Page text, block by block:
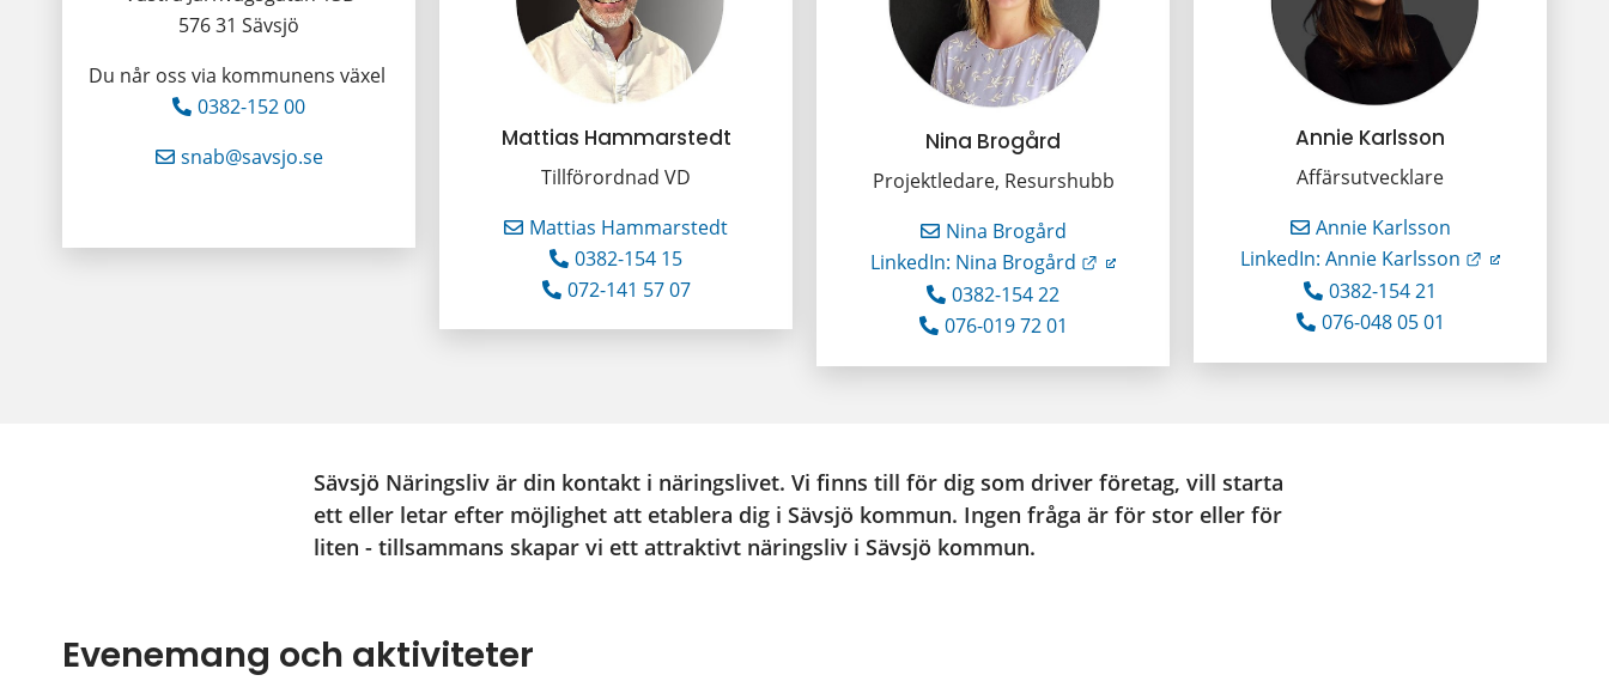
576 31 Sävsjö
Du når oss via kommunens växel
0382-152 00
snab@savsjo.se
Mattias Hammarstedt
Tillförordnad VD
Mattias Hammarstedt
0382-154 15
072-141 57 07
Nina Brogård
Projektledare, Resurshubb
Nina Brogård
LinkedIn: Nina Brogård
Länk till annan webbplats.
0382-154 22
076-019 72 01
Annie Karlsson
Affärsutvecklare
Annie Karlsson
LinkedIn: Annie Karlsson
Länk till
0382-154 21
076-048 05 01
Sävsjö Näringsliv är din kontakt i näringslivet. Vi finns till för dig som driver företag, vill starta
ett eller letar efter möjlighet att etablera dig i Sävsjö kommun. Ingen fråga är för stor eller för
liten - tillsammans skapar vi ett attraktivt näringsliv i Sävsjö kommun.
Evenemang och aktiviteter